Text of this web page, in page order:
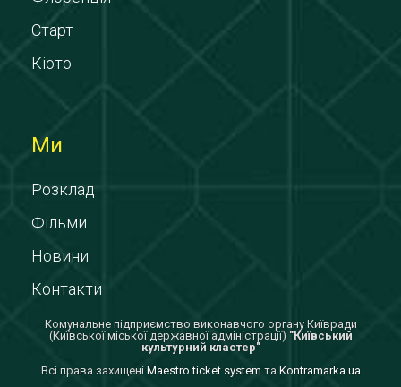
Старт
Кіото
Ми
Розклад
Фільми
Новини
Контакти
Комунальне підприємство виконавчого органу Київради
(Київської міської державної адміністрації) "Київський
культурний кластер"
Всi права захищенi Maestro ticket system та Kontramarka.ua